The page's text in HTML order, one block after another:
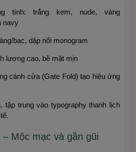
tính: trắng kem, nude, vàng
navy
bạc, dập nổi monogram
lượng cao, bề mặt mịn
cánh cửa (Gate Fold) tạo hiệu ứng
tập trung vào typography thanh lịch
Mộc mạc và gần gũi